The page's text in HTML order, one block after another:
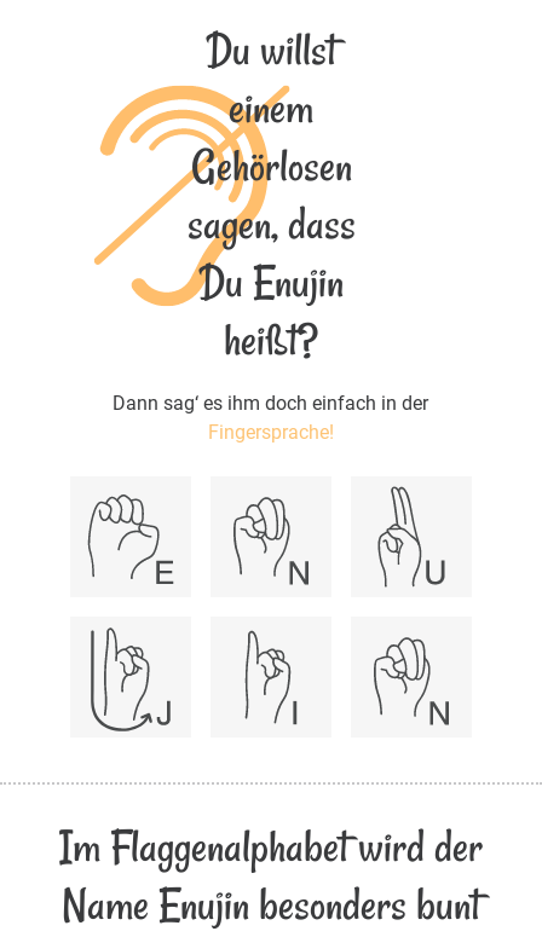
Du willst
einem
Gehörlosen
sagen, dass
Du Enujin
heißt?
Dann sag‘ es ihm doch einfach in der
Fingersprache!
Im Flaggenalphabet wird der
Name Enujin besonders bunt